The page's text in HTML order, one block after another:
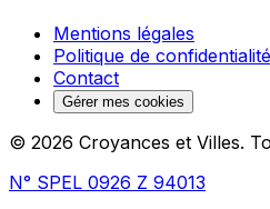
Mentions légales
Politique de confidentialité
Contact
Gérer mes cookies
© 2026 Croyances et Villes.
N° SPEL 0926 Z 94013